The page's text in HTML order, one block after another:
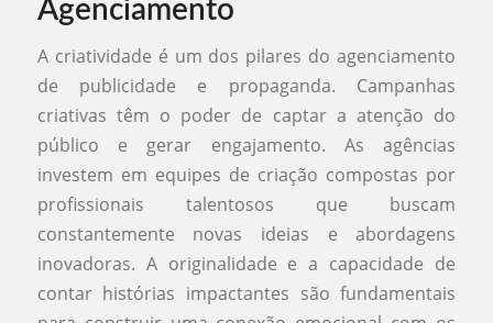
Agenciamento
A criatividade é um dos pilares do agenciamento
de publicidade e propaganda. Campanhas
criativas têm o poder de captar a atenção do
público e gerar engajamento. As agências
investem em equipes de criação compostas por
profissionais talentosos que buscam
constantemente novas ideias e abordagens
inovadoras. A originalidade e a capacidade de
contar histórias impactantes são fundamentais